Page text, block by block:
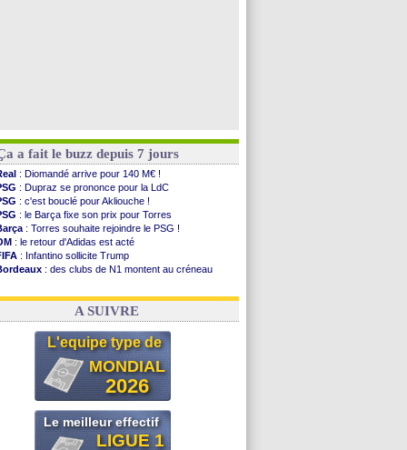
a fait le buzz depuis 7 jours
: Diomandé arrive pour 140 M€ !
: Dupraz se prononce pour la LdC
: c'est bouclé pour Akliouche !
: le Barça fixe son prix pour Torres
: Torres souhaite rejoindre le PSG !
: le retour d'Adidas est acté
: Infantino sollicite Trump
: des clubs de N1 montent au créneau
: le démenti de Leipzig pour Diomandé
A SUIVRE
L'equipe type de
MONDIAL
2026
Le meilleur effectif
LIGUE 1